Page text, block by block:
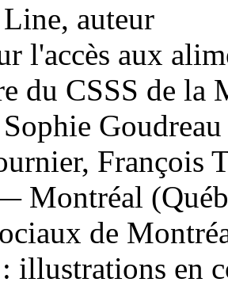
auteur
l'accès aux
du CSSS de la
François
Montréal
de
illustrations en